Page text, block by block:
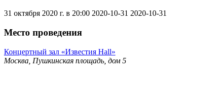
31 октября 2020 г. в 20:00 2020-10-31 2020-10-31
Место проведения
Концертный зал «Известия Hall»
Москва, Пушкинская площадь, дом 5